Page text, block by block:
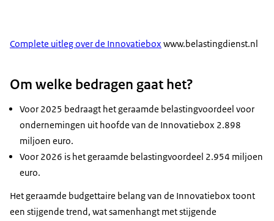
Complete uitleg over de Innovatiebox www.belastingdienst.nl
Om welke bedragen gaat het?
Voor 2025 bedraagt het geraamde belastingvoordeel voor
ondernemingen uit hoofde van de Innovatiebox 2.898
miljoen euro.
Voor 2026 is het geraamde belastingvoordeel 2.954 miljoen
euro.
Het geraamde budgettaire belang van de Innovatiebox toont
een stijgende trend, wat samenhangt met stijgende